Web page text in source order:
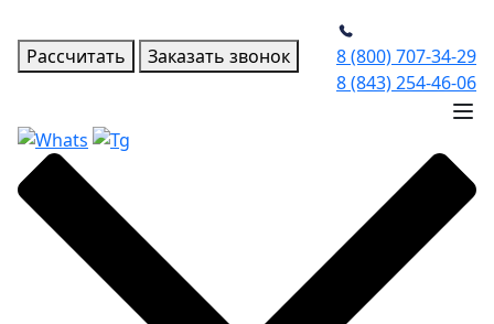
Рассчитать Заказать звонок
8 (800) 707-34-29
8 (843) 254-46-06